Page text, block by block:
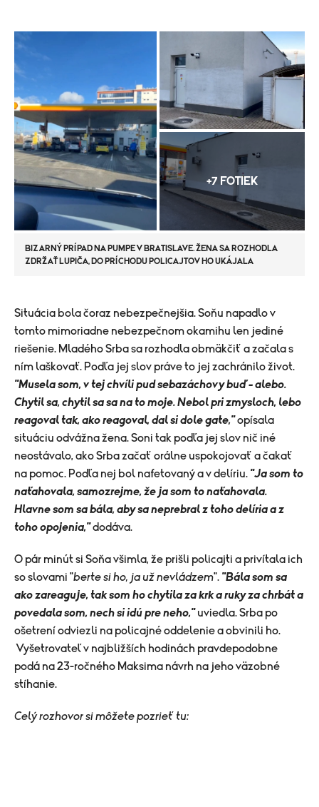
+7 FOTIEK
BIZARNÝ PRÍPAD NA PUMPE V BRATISLAVE. ŽENA SA ROZHODLA
ZDRŽAŤ LUPIČA, DO PRÍCHODU POLICAJTOV HO UKÁJALA
Situácia bola čoraz nebezpečnejšia. Soňu napadlo v
tomto mimoriadne nebezpečnom okamihu len jediné
riešenie. Mladého Srba sa rozhodla obmäkčiť a začala s
ním laškovať. Podľa jej slov práve to jej zachránilo život.
"Musela som, v tej chvíli pud sebazáchovy buď - alebo.
Chytil sa, chytil sa sa na to moje. Nebol pri zmysloch, lebo
reagoval tak, ako reagoval, dal si dole gate,"opísala
situáciu odvážna žena. Soni tak podľa jej slov nič iné
neostávalo, ako Srba začať orálne uspokojovať a čakať
na pomoc. Podľa nej bol nafetovaný a v delíriu. "Ja som to
naťahovala, samozrejme, že ja som to naťahovala.
Hlavne som sa bála, aby sa neprebral z toho delíria a z
toho opojenia,"dodáva.
​O pár minút si Soňa všimla, že prišli policajti a privítala ich
so slovami "berte si ho, ja už nevládzem". "Bála som sa
ako zareaguje, tak som ho chytila za krk a ruky za chrbát a
povedala som, nech si idú pre neho,"uviedla. Srba po
ošetrení odviezli na policajné oddelenie a obvinili ho.
Vyšetrovateľ v najbližších hodinách pravdepodobne
podá na 23-ročného Maksima návrh na jeho väzobné
stíhanie.
Celý rozhovor si môžete pozrieť tu: